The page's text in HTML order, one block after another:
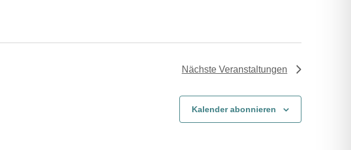
Nächste Veranstaltungen
Kalender abonnieren